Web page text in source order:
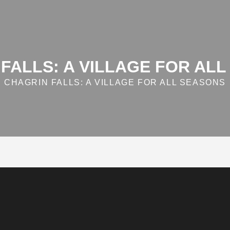
A VILLAGE FOR ALL
CHAGRIN FALLS: A VILLAGE FOR ALL SEASONS